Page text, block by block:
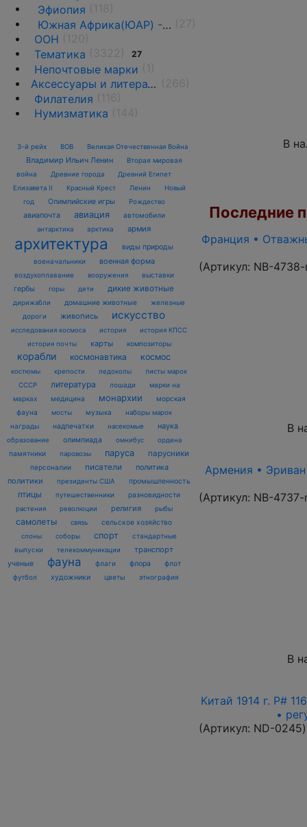
Эфиопия
Южная Африка(ЮАР) - 1961 г. -н.д.
ООН
Тематика
27
Непочтовые марки
Аксессуары и литература
Филателия
Нумизматика
3-й рейх ВОВ Великая Отечественная Война
Владимир Ильич Ленин
Вторая мировая
война
Древние города
Древний Египет
Елизавета II
Красный Крест Ленин
Новый
год
Олимпийские игры Рождество
авиапочта авиация автомобили
антарктика арктика армия
архитектура виды природы
военачальники военная форма
воздухоплавание вооружения выставки
гербы горы дети дикие животные
дирижабли домашние животные
железные
дороги
живопись искусство
исследования космоса история
история КПСС
история почты
карты композиторы
корабли космонавтика космос
костюмы крепости ледоколы
листы марок
СССР
литература лошади
марки на
марках
медицина монархии
морская
фауна
мосты музыка наборы марок
награды надпечатки насекомые наука
образование олимпиада омнибус ордена
памятники паровозы паруса парусники
персоналии писатели
политика
политики
президенты США промышленность
птицы путешественники разновидности
растения революции религия рыбы
самолеты связь сельское хозяйство
слоны соборы спорт
стандартные
выпуски
телекоммуникации транспорт
ученые фауна флаги флора
флот
футбол
художники цветы этнография
В
Последние
Франция •
(Артикул: NB-4738-
В
Армения • Эриван
(Артикул: NB-4737-
В
Китай 1914 г. P#
•
(Артикул: ND-0245)